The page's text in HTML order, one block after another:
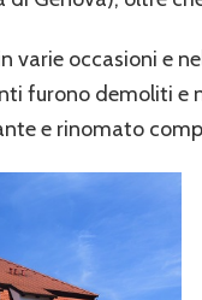
occasioni e
furono demoliti
e rinomato